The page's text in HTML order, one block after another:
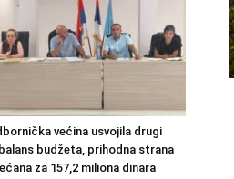
većina usvojila drugi
budžeta, prihodna strana
za 157,2 miliona dinara